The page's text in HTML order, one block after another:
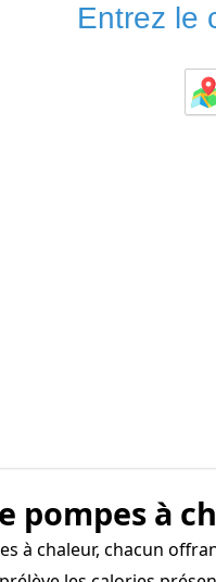
Entrez le
pompes à
à chaleur, chacun